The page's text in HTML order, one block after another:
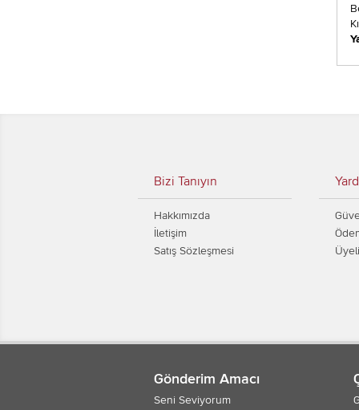
Bizi Tanıyın
Hakkımızda
İletişim
Satış Sözleşmesi
Gönderim Amacı
Seni Seviyorum